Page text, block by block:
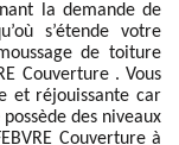
la demande de
s’étende votre
de toiture
Couverture . Vous
et réjouissante car
des niveaux
Couverture à